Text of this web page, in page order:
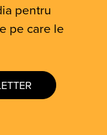
pentru
pe care le